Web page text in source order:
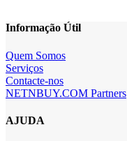
Informação Útil
Quem Somos
Serviços
Contacte-nos
NETNBUY.COM Partners
AJUDA